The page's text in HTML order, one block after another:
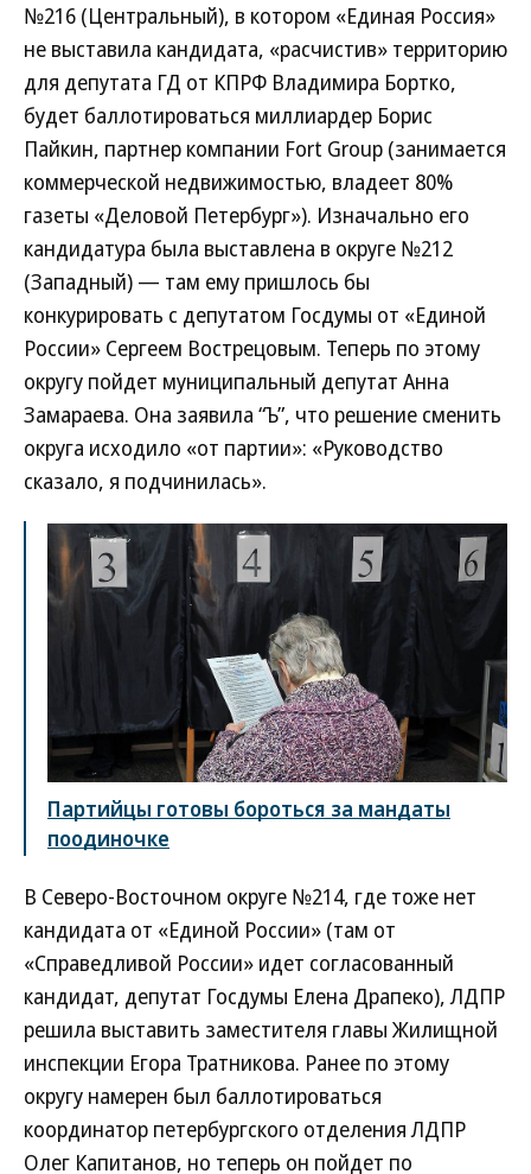
№216 (Центральный), в котором «Единая Россия»
не выставила кандидата, «расчистив» территорию
для депутата ГД от КПРФ Владимира Бортко,
будет баллотироваться миллиардер Борис
Пайкин, партнер компании Fort Group (занимается
коммерческой недвижимостью, владеет 80%
газеты «Деловой Петербург»). Изначально его
кандидатура была выставлена в округе №212
(Западный) — там ему пришлось бы
конкурировать с депутатом Госдумы от «Единой
России» Сергеем Вострецовым. Теперь по этому
округу пойдет муниципальный депутат Анна
Замараева. Она заявила “Ъ”, что решение сменить
округа исходило «от партии»: «Руководство
сказало, я подчинилась».
Партийцы готовы бороться за мандаты
поодиночке
В Северо-Восточном округе №214, где тоже нет
кандидата от «Единой России» (там от
«Справедливой России» идет согласованный
кандидат, депутат Госдумы Елена Драпеко), ЛДПР
решила выставить заместителя главы Жилищной
инспекции Егора Тратникова. Ранее по этому
округу намерен был баллотироваться
координатор петербургского отделения ЛДПР
Олег Капитанов, но теперь он пойдет по